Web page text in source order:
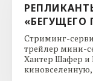
«БЕГУЩЕГО
Стриминг-
трейлер мини-
Хантер Шафер